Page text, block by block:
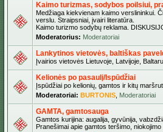
Kaimo turizmas, sodybos poilsiui,
Medžiaga kiekvienam kaimo verslininkui.
verslu. Straipsniai, įvairi literatūra.
Kaimo turizmo sodybų reklama.
Moderatorius: Moderatoriai
Lankytinos vietovės, baltiškas
Įvairios vietovės Lietuvoje, Latvijoje,
Kelionės po pasaulį/Ispūdžiai
Įspūdžiai po kelionių, gamtos ir kitų
Moderatoriai: BURTONIS Moderatoriai
GAMTA, gamtosauga
Gamtos kurijina: augalija, gyvūnija,
Pranešimai apie gamtos teršimo,